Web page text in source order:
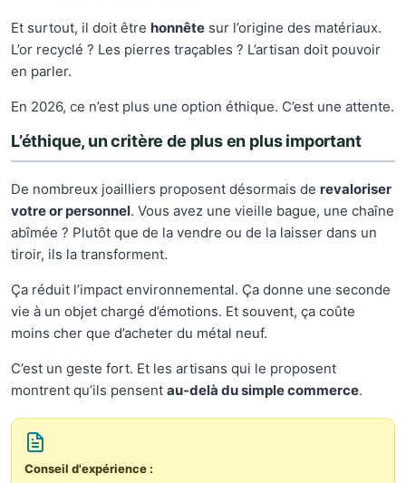
Et surtout, il doit être honnête sur l’origine des matériaux.
L’or recyclé ? Les pierres traçables ? L’artisan doit pouvoir
en parler.
En 2026, ce n’est plus une option éthique. C’est une attente.
L’éthique, un critère de plus en plus important
De nombreux joailliers proposent désormais de revaloriser
votre or personnel. Vous avez une vieille bague, une chaîne
abîmée ? Plutôt que de la vendre ou de la laisser dans un
tiroir, ils la transforment.
Ça réduit l’impact environnemental. Ça donne une seconde
vie à un objet chargé d’émotions. Et souvent, ça coûte
moins cher que d’acheter du métal neuf.
C’est un geste fort. Et les artisans qui le proposent
montrent qu’ils pensent au-delà du simple commerce.
Conseil d'expérience :